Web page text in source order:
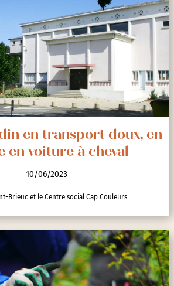
en transport doux, en
en voiture à cheval
10/06/2023
Brieuc et le Centre social Cap Couleurs